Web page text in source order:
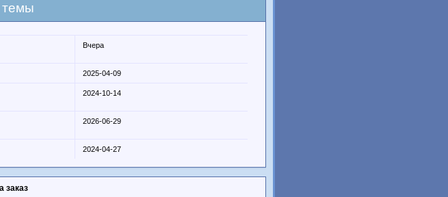
Вчера
2025-04-09
2024-10-14
2026-06-29
2024-04-27
заказ